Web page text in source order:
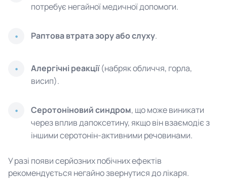
потребує негайної медичної допомоги.
Раптова втрата зору або слуху.
Алергічні реакції(набряк обличчя, горла,
висип).
Серотоніновий синдром, що може виникати
через вплив дапоксетину, якщо він взаємодіє з
іншими серотонін-активними речовинами.
У разі появи серйозних побічних ефектів
рекомендується негайно звернутися до лікаря.